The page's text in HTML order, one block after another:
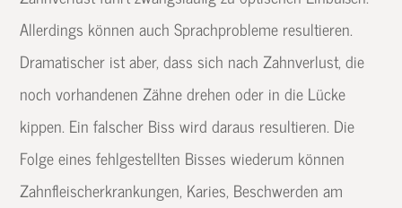
Allerdings können auch Sprachprobleme resultieren.
Dramatischer ist aber, dass sich nach Zahnverlust, die
noch vorhandenen Zähne drehen oder in die Lücke
kippen. Ein falscher Biss wird daraus resultieren. Die
Folge eines fehlgestellten Bisses wiederum können
Zahnfleischerkrankungen, Karies, Beschwerden am